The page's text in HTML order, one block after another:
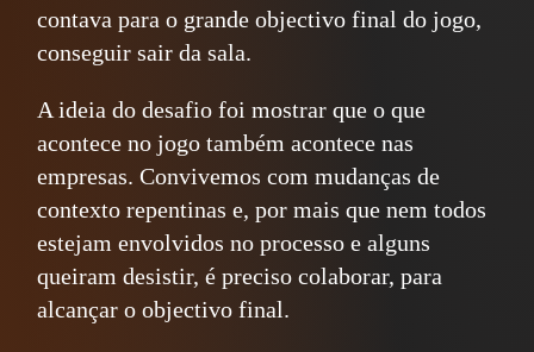
contava para o grande objectivo final do jogo,
conseguir sair da sala.
A ideia do desafio foi mostrar que o que
acontece no jogo também acontece nas
empresas. Convivemos com mudanças de
contexto repentinas e, por mais que nem todos
estejam envolvidos no processo e alguns
queiram desistir, é preciso colaborar, para
alcançar o objectivo final.